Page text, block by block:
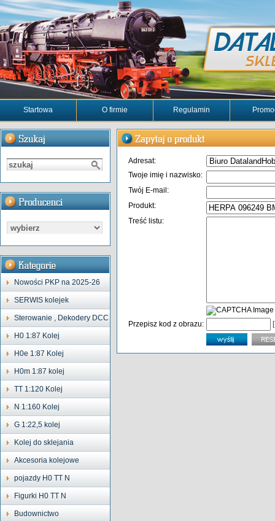
Startowa O firmie Regulamin
Nowości PKP na 2025-26
SERWIS kolejek
Sterowanie , Dekodery DCC
H0 1:87 Kolej
H0e 1:87 Kolej
H0m 1:87 kolej
TT 1:120 Kolej
N 1:160 Kolej
G 1:22,5 kolej
Kolej do sklejania
Akcesoria kolejowe
pojazdy H0 TT N
Figurki H0 TT N
Budownictwo
Adresat:
Twoje imię i nazwisko:
Twój E-mail:
Produkt:
Treść listu:
Przepisz kod z obrazu: